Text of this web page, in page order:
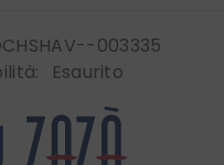
003335
Esaurito